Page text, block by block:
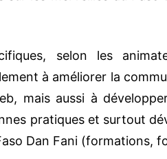
selon les
à améliorer la
mais aussi à
pratiques et surtout
Dan Fani (formations,